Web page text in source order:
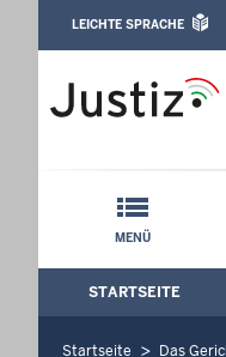
Amtsgericht
Leichte
LEICHTE SPRACHE
MENÜ
Hauptmenü:
STARTSEITE
Startseite Das